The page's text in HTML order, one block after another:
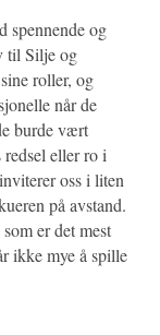
spennende og
til Silje og
roller, og
når de
burde vært
eller ro i
oss i liten
på avstand.
er det mest
ikke mye å spille